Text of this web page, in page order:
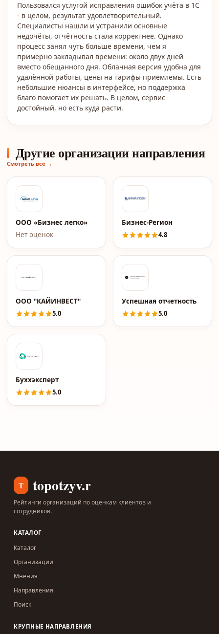
Пользовался услугой исправления ошибок учёта в 1С
- в целом, результат удовлетворительный.
Специалисты нашли и устранили основные
недочёты, отчётность стала корректнее. Однако
процесс занял чуть больше времени, чем я
примерно закладывал времени: около двух дней
вместо обещанного дня. Облачная версия удобна для
удалённой работы, цены на тарифы приемлемы. Есть
небольшие нюансы в интерфейсе, но поддержка
благо помогает их решать. В целом, сервис
достойный, но есть куда расти.
Другие организации направления
Смотреть все →
ООО «Бизнес легко»
Нет оценок
Бизнес-Регион
4.8
OOO "КАЙИНВЕСТ"
5.0
Успешная отчетность
5.0
Буххэксперт
5.0
T topotzyv.ru
Рейтинги организаций по оценкам клиентов и
сотрудников.
КАТАЛОГ
Каталог
Организации
Мнения
Направления
Поиск
КРУПНЫЕ НАПРАВЛЕНИЯ